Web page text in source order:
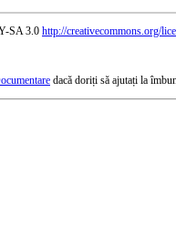
SA 3.0 http://creativecommons.org/
dacă doriți să ajutați la